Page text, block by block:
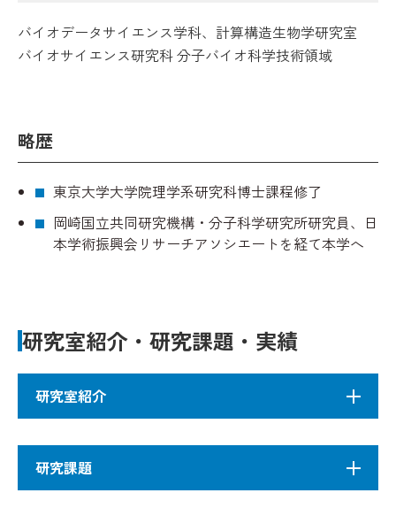
バイオデータサイエンス学科、計算構造生物学研究室
バイオサイエンス研究科 分子バイオ科学技術領域
略歴
東京大学大学院理学系研究科博士課程修了
岡崎国立共同研究機構・分子科学研究所研究員、日
本学術振興会リサーチアソシエートを経て本学へ
研究室紹介・研究課題・実績
研究室紹介
計算構造生物学研究室
研究課題